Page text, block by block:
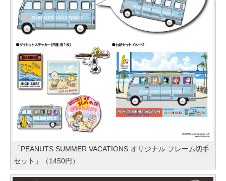
「PEANUTS SUMMER VACATIONS オリジナル フレーム切手
セット」（1450円）